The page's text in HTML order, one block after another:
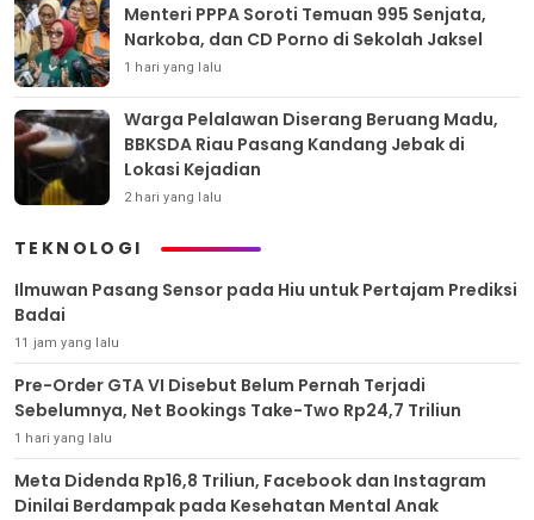
Menteri PPPA Soroti Temuan 995 Senjata,
Narkoba, dan CD Porno di Sekolah Jaksel
1 hari yang lalu
Warga Pelalawan Diserang Beruang Madu,
BBKSDA Riau Pasang Kandang Jebak di
Lokasi Kejadian
2 hari yang lalu
TEKNOLOGI
Ilmuwan Pasang Sensor pada Hiu untuk Pertajam Prediksi
Badai
11 jam yang lalu
Pre-Order GTA VI Disebut Belum Pernah Terjadi
Sebelumnya, Net Bookings Take-Two Rp24,7 Triliun
1 hari yang lalu
Meta Didenda Rp16,8 Triliun, Facebook dan Instagram
Dinilai Berdampak pada Kesehatan Mental Anak